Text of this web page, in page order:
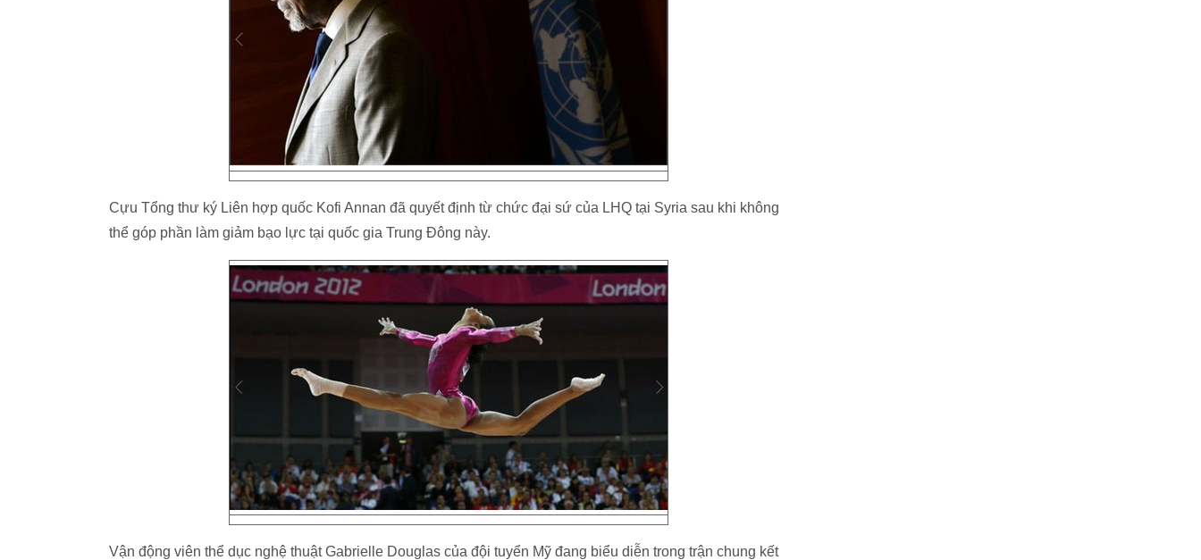
Cựu Tổng thư ký Liên hợp quốc Kofi Annan đã quyết định từ chức đại sứ của LHQ tại Syria sau khi không
thể góp phần làm giảm bạo lực tại quốc gia Trung Đông này.
Vận động viên thể dục nghệ thuật Gabrielle Douglas của đội tuyển Mỹ đang biểu diễn trong trận chung kết